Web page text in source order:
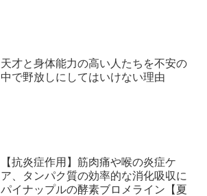
天才と身体能力の高い人たちを不安の
中で野放しにしてはいけない理由
【抗炎症作用】筋肉痛や喉の炎症ケ
ア、タンパク質の効率的な消化吸収に
パイナップルの酵素ブロメライン【夏